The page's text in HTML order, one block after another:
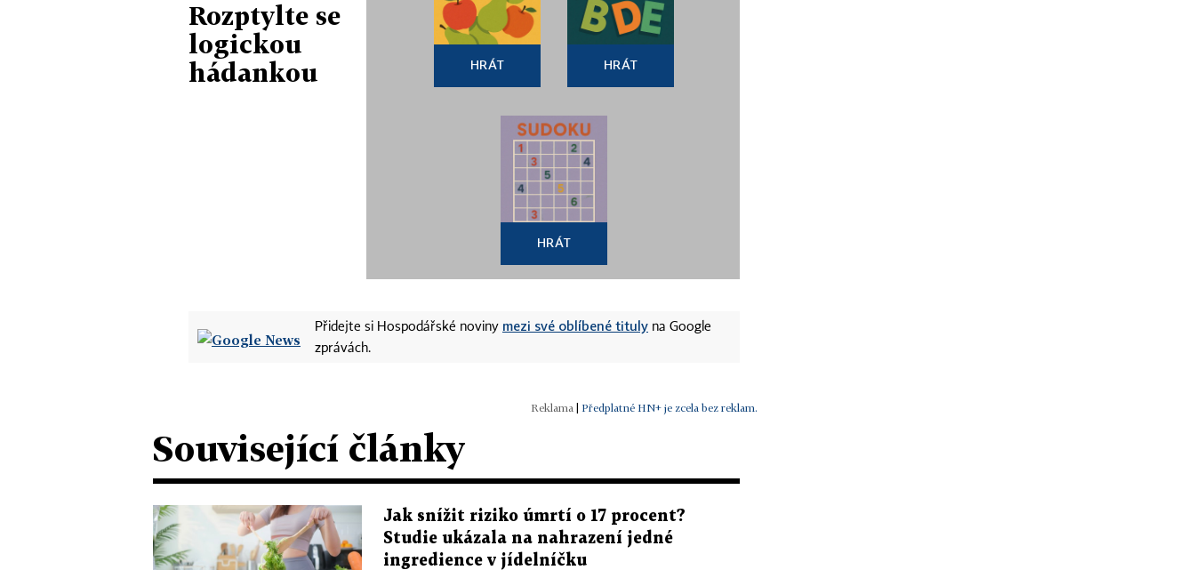
Rozptylte se
logickou
hádankou
HRÁT HRÁT
HRÁT
Přidejte si Hospodářské noviny mezi své oblíbené tituly na Google
zprávách.
Předplatné HN+ je zcela bez reklam.
Související články
Jak snížit riziko úmrtí o 17 procent?
Studie ukázala na nahrazení jedné
ingredience v jídelníčku